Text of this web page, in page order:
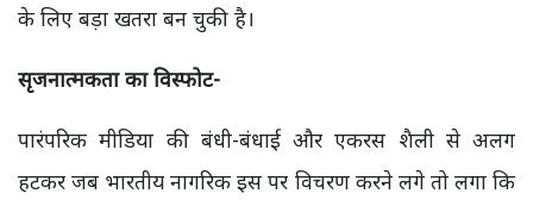
के लिए बड़ा खतरा बन चुकी है।
सृजनात्मकता का विस्फोट-
पारंपरिक मीडिया की बंधी-बंधाई और एकरस शैली से अलग
हटकर जब भारतीय नागरिक इस पर विचरण करने लगे तो लगा कि